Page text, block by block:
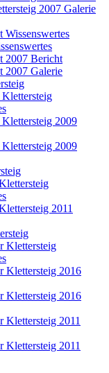
2007 Galerie
Wissenswertes
2007 Bericht
2007 Galerie
2009
2009
2011
Klettersteig
Klettersteig 2016
Klettersteig 2016
Klettersteig 2011
Klettersteig 2011